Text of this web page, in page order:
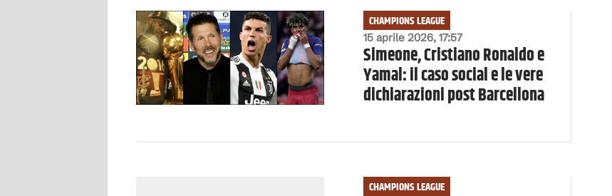
15 aprile 2026, 17:57
CHAMPIONS LEAGUE
Simeone, Cristiano Ronaldo e
Yamal: il caso social e le vere
dichiarazioni post Barcellona
CHAMPIONS LEAGUE